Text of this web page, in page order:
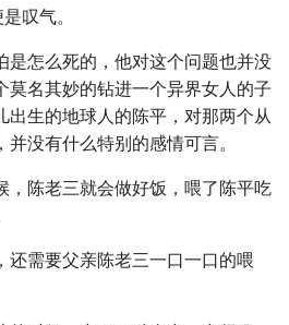
叹气。
是怎么死的，他对这个问题也并没
莫名其妙的钻进一个异界女人的子
出生的地球人的陈平，对那两个从
没有什么特别的感情可言。
，陈老三就会做好饭，喂了陈平吃
还需要父亲陈老三一口一口的喂